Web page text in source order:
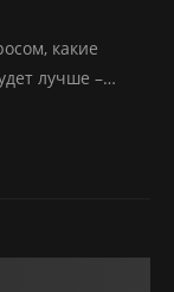
какие
лучше –…